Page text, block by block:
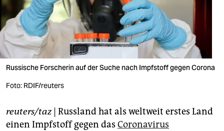
wahrheit
verlag
verlag
fragen & hilfe
Russische Forscherin auf der Suche nach Impfstoff gegen Corona
Foto: RDIF/reuters
reuters/taz| Russland hat als weltweit erstes Land
einen Impfstoff gegen das Coronavirus